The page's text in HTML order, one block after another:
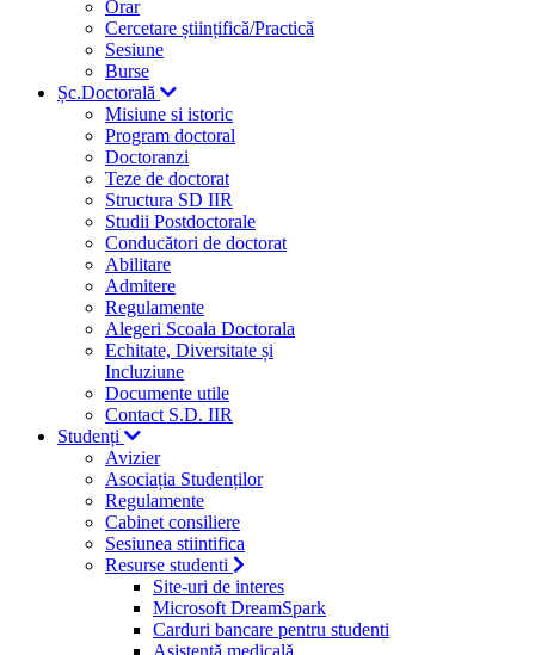
Orar
Cercetare științifică/Practică
Sesiune
Burse
Șc.Doctorală
Misiune si istoric
Program doctoral
Doctoranzi
Teze de doctorat
Structura SD IIR
Studii Postdoctorale
Conducători de doctorat
Abilitare
Admitere
Regulamente
Alegeri Scoala Doctorala
Echitate, Diversitate și
Incluziune
Documente utile
Contact S.D. IIR
Studenți
Avizier
Asociația Studenților
Regulamente
Cabinet consiliere
Sesiunea stiintifica
Resurse studenti
Site-uri de interes
Microsoft DreamSpark
Carduri bancare pentru studenti
Asistență medicală